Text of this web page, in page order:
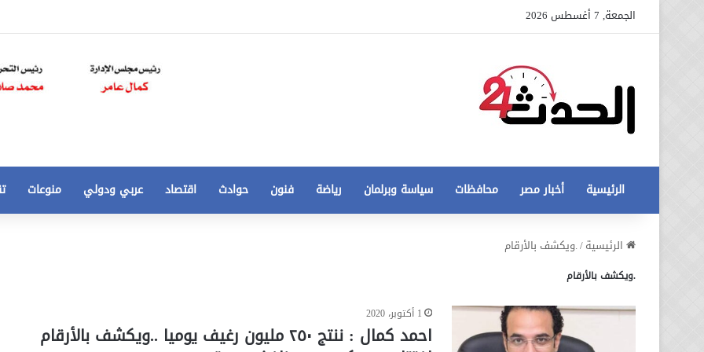
الجمعة, 7 أغسطس 2026
الرئيسية أخبار مصر محافظات سياسة وبرلمان رياضة فنون حوادث اقتصاد عربي ودولي منوعات
الرئيسية/.ويكشف بالأرقام
.ويكشف بالأرقام
1 أكتوبر، 2020
احمد كمال : ننتج ٢٥٠ مليون رغيف يوميا ..ويكشف بالأرقام
عاجل
أزمة
مخالفات
البناء
12 أغسطس، 2020
عاجل تطورات جديدة في أزمة مخالفات
الي
50
تخفيض سعر المتر من 250 الي 50 جنيها